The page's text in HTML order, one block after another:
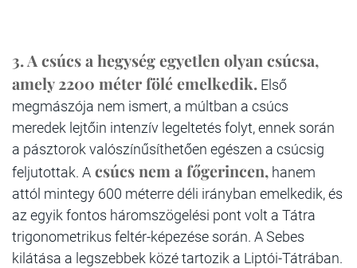
3. A csúcs a hegység egyetlen olyan csúcsa,
amely 2200 méter fölé emelkedik. Első
megmászója nem ismert, a múltban a csúcs
meredek lejtőin intenzív legeltetés folyt, ennek során
a pásztorok valószínűsíthetően egészen a csúcsig
feljutottak. A csúcs nem a főgerincen, hanem
attól mintegy 600 méterre déli irányban emelkedik, és
az egyik fontos háromszögelési pont volt a Tátra
trigonometrikus feltér-képezése során. A Sebes
kilátása a legszebbek közé tartozik a Liptói-Tátrában.